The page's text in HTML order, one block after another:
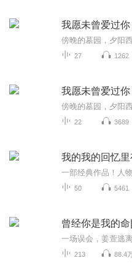
我愿未曾爱过你
27 1262
我愿未曾爱过你
22 3689
我的我的回忆
50 5461
曾经你是我的
213 88.4